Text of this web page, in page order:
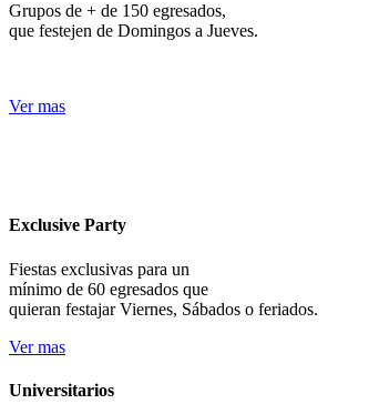
Grupos de + de 150 egresados,
que festejen de Domingos a Jueves.
Ver mas
Exclusive Party
Fiestas exclusivas para un
mínimo de 60 egresados que
quieran festajar Viernes, Sábados o feriados.
Ver mas
Universitarios